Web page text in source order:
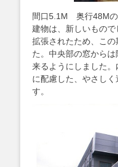
間口5.1M 奥行48Mの
建物は、新しいもの
拡張されたため、こ
た。中央部の窓から
来るようにしました
に配慮した、やさし
す。